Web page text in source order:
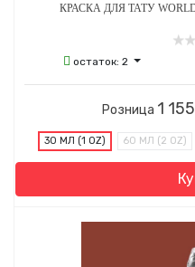
КРАСКА ДЛЯ ТАТУ
остаток:2
Розница 1
30 МЛ (1 OZ) 60 МЛ (2 OZ)